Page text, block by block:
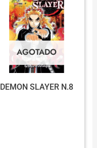
AGOTADO
DEMON SLAYER N.8